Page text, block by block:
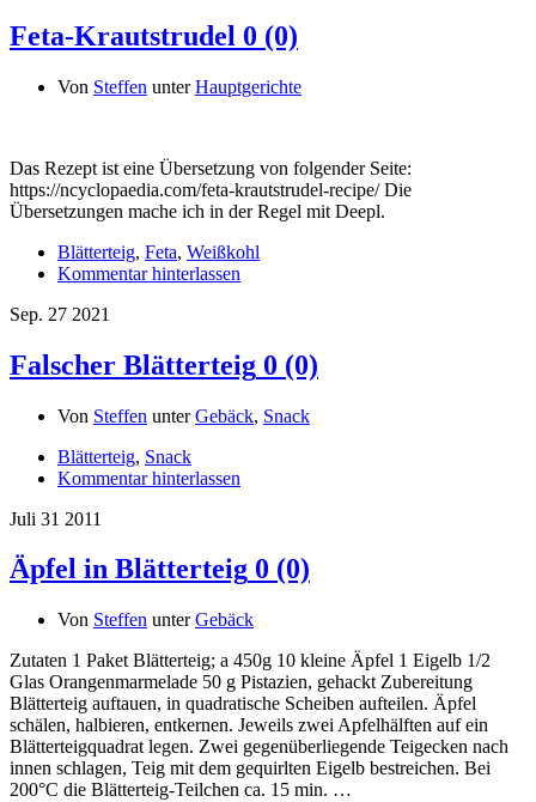
Feta-Krautstrudel 0 (0)
Von Steffen unterHauptgerichte
Das Rezept ist eine Übersetzung von folgender Seite:
https://ncyclopaedia.com/feta-krautstrudel-recipe/ Die
Übersetzungen mache ich in der Regel mit Deepl.
Blätterteig, Feta, Weißkohl
Kommentar hinterlassen
Sep. 27 2021
Falscher Blätterteig 0 (0)
Von Steffen unterGebäck, Snack
Blätterteig, Snack
Kommentar hinterlassen
Juli 31 2011
Äpfel in Blätterteig 0 (0)
Von Steffen unterGebäck
Zutaten 1 Paket Blätterteig; a 450g 10 kleine Äpfel 1 Eigelb 1/2
Glas Orangenmarmelade 50 g Pistazien, gehackt Zubereitung
Blätterteig auftauen, in quadratische Scheiben aufteilen. Äpfel
schälen, halbieren, entkernen. Jeweils zwei Apfelhälften auf ein
Blätterteigquadrat legen. Zwei gegenüberliegende Teigecken nach
innen schlagen, Teig mit dem gequirlten Eigelb bestreichen. Bei
200°C die Blätterteig-Teilchen ca. 15 min. …